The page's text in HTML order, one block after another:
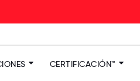
CERTIFICACIÓN™